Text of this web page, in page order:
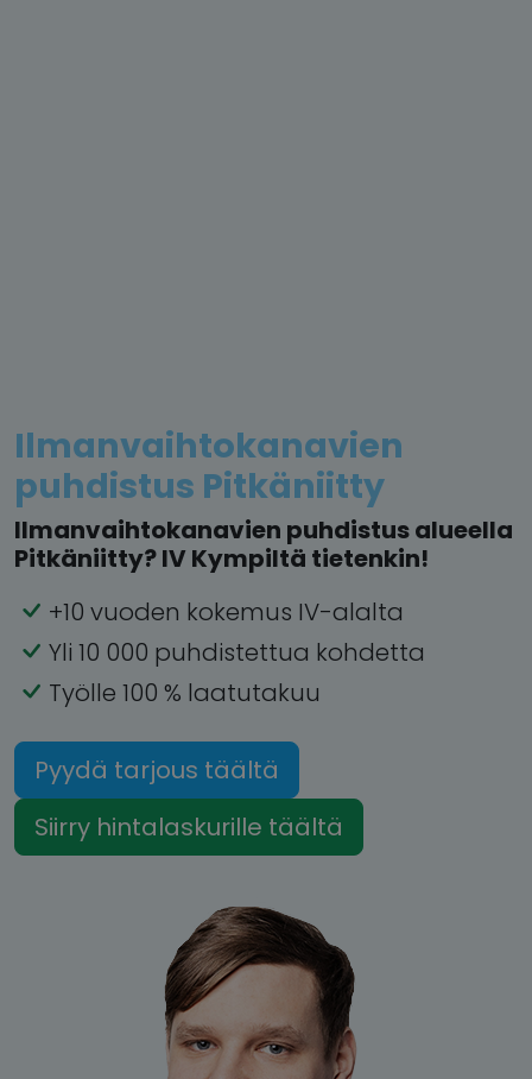
Ilmanvaihtokanavien
puhdistus Pitkäniitty
Ilmanvaihtokanavien puhdistus alueella
Pitkäniitty? IV Kympiltä tietenkin!
+10 vuoden kokemus IV-alalta
Yli 10 000 puhdistettua kohdetta
Työlle 100 % laatutakuu
Pyydä tarjous täältä
Siirry hintalaskurille täältä